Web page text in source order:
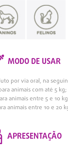
MODO DE USAR
por via oral, na
animais com até 5 kg;
animais entre 5 e 10
animais entre 10 e 20
APRESENTAÇÃO